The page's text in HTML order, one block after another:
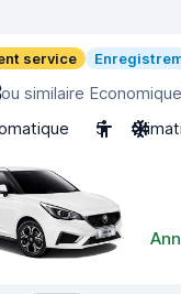
service
ou similaire Economique
5